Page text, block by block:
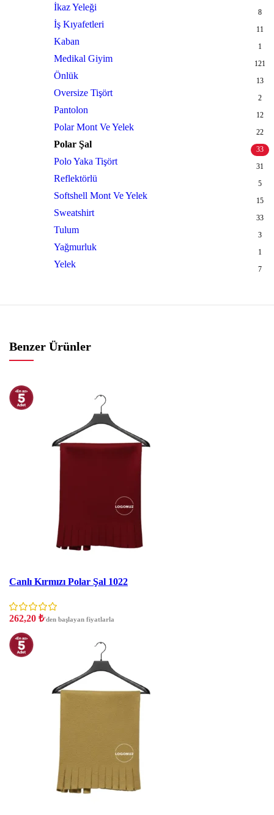
İkaz Yeleği 8
İş Kıyafetleri 11
Kaban 1
Medikal Giyim 121
Önlük 13
Oversize Tişört 2
Pantolon 12
Polar Mont Ve Yelek 22
Polar Şal 33
Polo Yaka Tişört 31
Reflektörlü 5
Softshell Mont Ve Yelek 15
Sweatshirt 33
Tulum 3
Yağmurluk 1
Yelek 7
Benzer Ürünler
Canlı Kırmızı Polar Şal 1022
262,20 ₺'den başlayan fiyatlarla